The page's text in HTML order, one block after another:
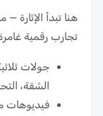
هنا تبدأ الإثارة
تجارب رقمية
جولات
الشقة،
فيديوهات